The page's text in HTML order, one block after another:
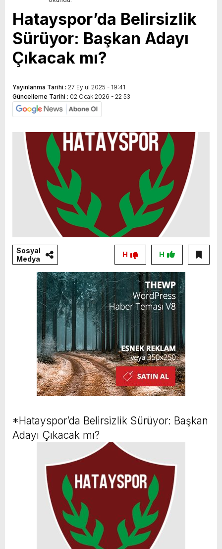
Hatayspor’da Belirsizlik
Sürüyor: Başkan Adayı
Çıkacak mı?
Yayınlanma Tarihi : 27 Eylül 2025 - 19:41
Güncelleme Tarihi : 02 Ocak 2026 - 22:53
Sosyal
Medya
H
H
*Hatayspor’da Belirsizlik Sürüyor: Başkan
Adayı Çıkacak mı?